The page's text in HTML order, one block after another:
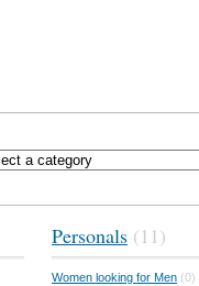
Personals (11)
Women looking for Men (0)